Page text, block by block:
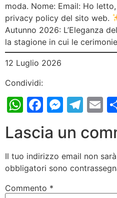
moda. Nome: Email: Ho
privacy policy del sito web.
Autunno 2026: L’Eleganza
la stagione in cui le
12 Luglio 2026
Condividi:
WhatsApp
Facebook
Lascia un
Il tuo indirizzo email non
obbligatori sono
Commento *